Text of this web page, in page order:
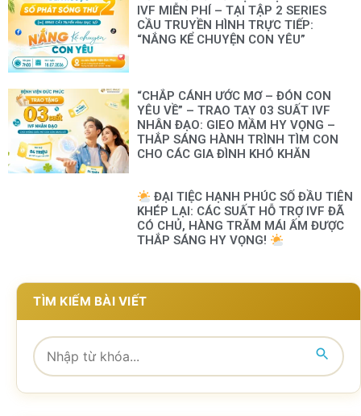
IVF MIỄN PHÍ – TẠI TẬP 2 SERIES
CẦU TRUYỀN HÌNH TRỰC TIẾP:
“NẮNG KỂ CHUYỆN CON YÊU”
“CHẮP CÁNH ƯỚC MƠ – ĐÓN CON
YÊU VỀ” – TRAO TAY 03 SUẤT IVF
NHÂN ĐẠO: GIEO MẦM HY VỌNG –
THẮP SÁNG HÀNH TRÌNH TÌM CON
CHO CÁC GIA ĐÌNH KHÓ KHĂN
ĐẠI TIỆC HẠNH PHÚC SỐ ĐẦU TIÊN
KHÉP LẠI: CÁC SUẤT HỖ TRỢ IVF ĐÃ
CÓ CHỦ, HÀNG TRĂM MÁI ẤM ĐƯỢC
THẮP SÁNG HY VỌNG!
TÌM KIẾM BÀI VIẾT